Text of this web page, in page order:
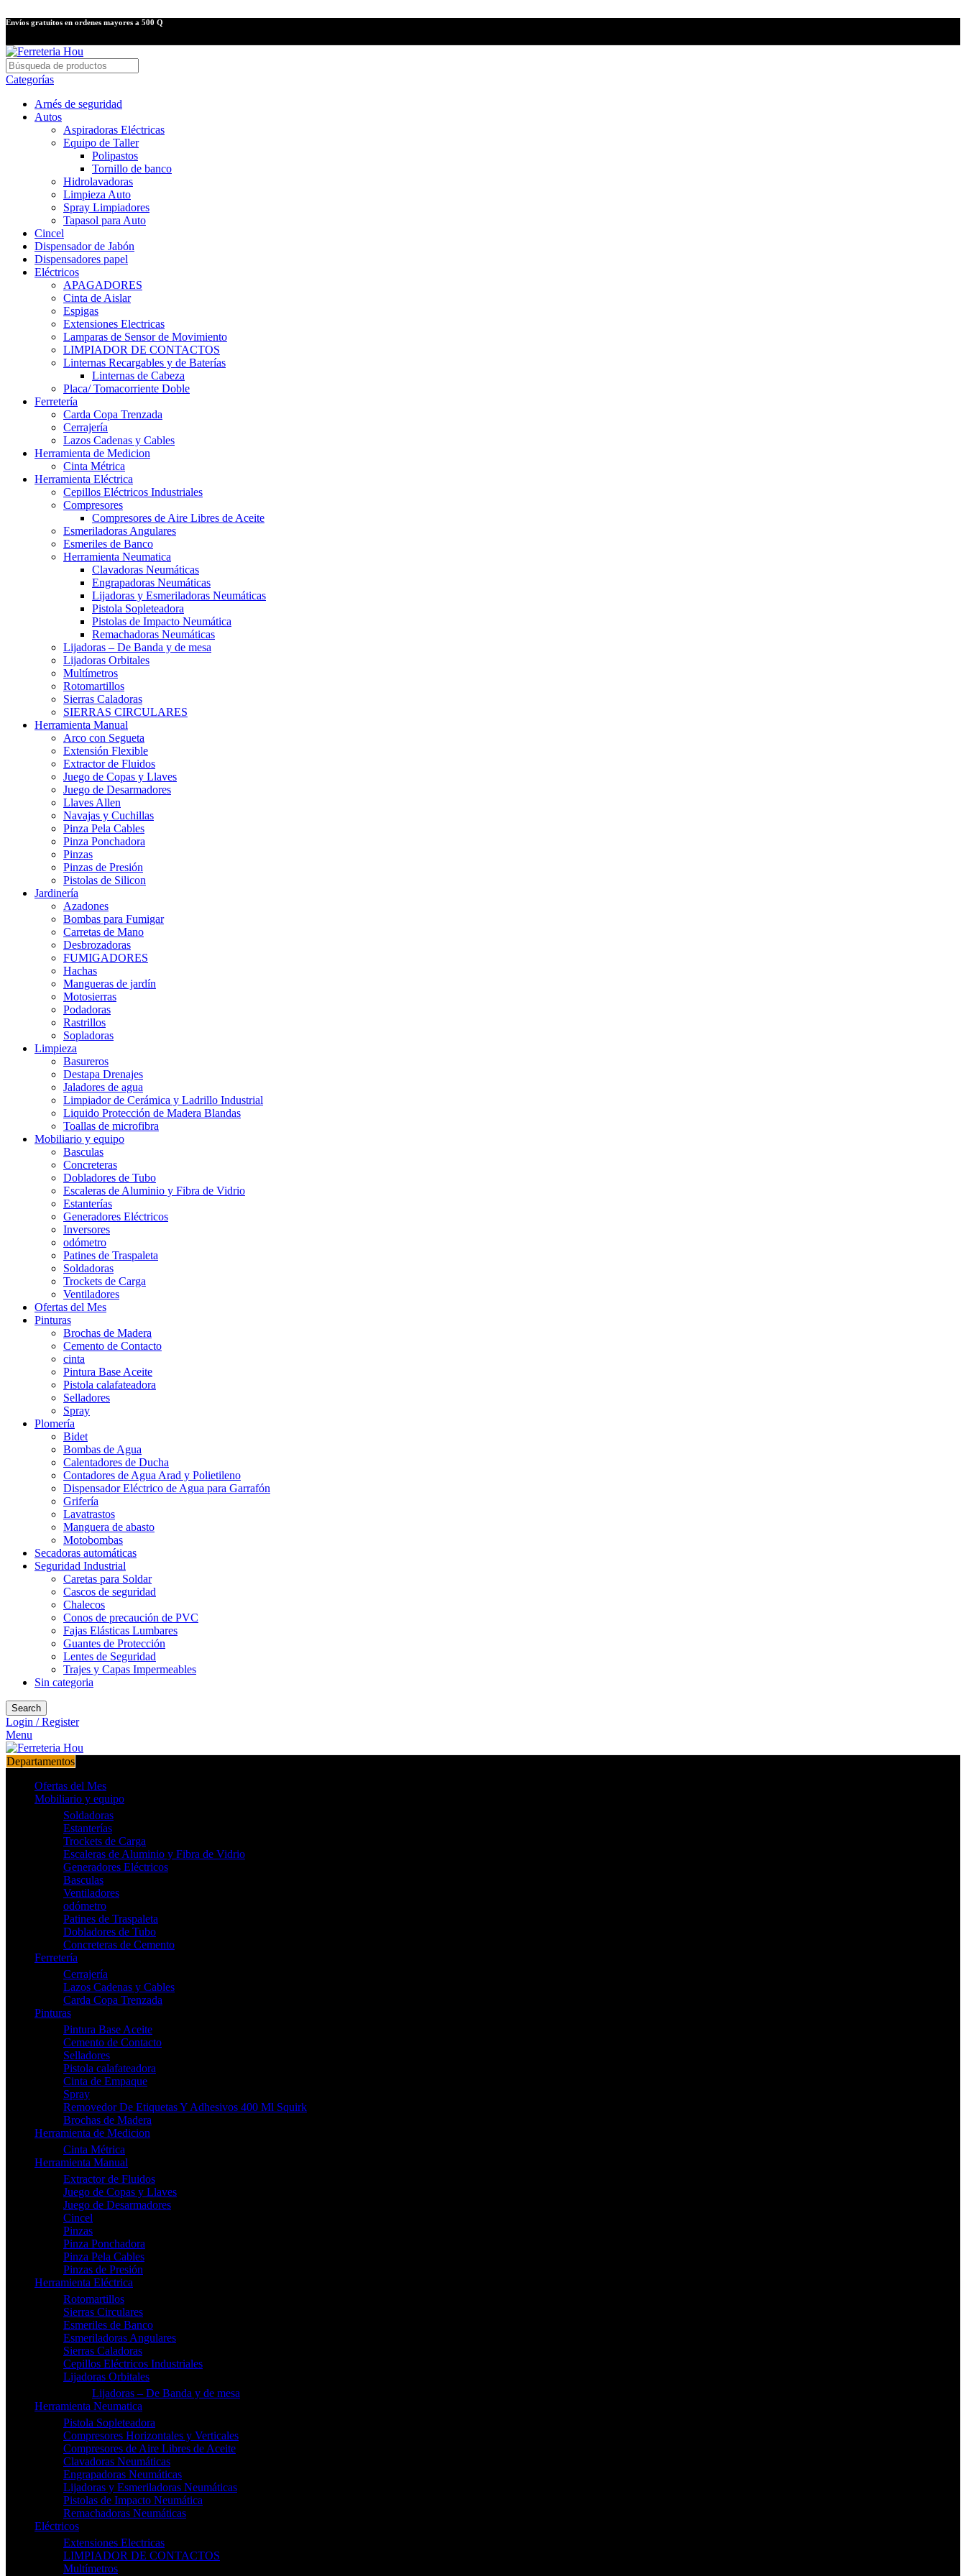
Envíos gratuitos en ordenes mayores a 500 Q
Categorías
Arnés de seguridad
Autos
Aspiradoras Eléctricas
Equipo de Taller
Polipastos
Tornillo de banco
Hidrolavadoras
Limpieza Auto
Spray Limpiadores
Tapasol para Auto
Cincel
Dispensador de Jabón
Dispensadores papel
Eléctricos
APAGADORES
Cinta de Aislar
Espigas
Extensiones Electricas
Lamparas de Sensor de Movimiento
LIMPIADOR DE CONTACTOS
Linternas Recargables y de Baterías
Linternas de Cabeza
Placa/ Tomacorriente Doble
Ferretería
Carda Copa Trenzada
Cerrajería
Lazos Cadenas y Cables
Herramienta de Medicion
Cinta Métrica
Herramienta Eléctrica
Cepillos Eléctricos Industriales
Compresores
Compresores de Aire Libres de Aceite
Esmeriladoras Angulares
Esmeriles de Banco
Herramienta Neumatica
Clavadoras Neumáticas
Engrapadoras Neumáticas
Lijadoras y Esmeriladoras Neumáticas
Pistola Sopleteadora
Pistolas de Impacto Neumática
Remachadoras Neumáticas
Lijadoras – De Banda y de mesa
Lijadoras Orbitales
Multímetros
Rotomartillos
Sierras Caladoras
SIERRAS CIRCULARES
Herramienta Manual
Arco con Segueta
Extensión Flexible
Extractor de Fluidos
Juego de Copas y Llaves
Juego de Desarmadores
Llaves Allen
Navajas y Cuchillas
Pinza Pela Cables
Pinza Ponchadora
Pinzas
Pinzas de Presión
Pistolas de Silicon
Jardinería
Azadones
Bombas para Fumigar
Carretas de Mano
Desbrozadoras
FUMIGADORES
Hachas
Mangueras de jardín
Motosierras
Podadoras
Rastrillos
Sopladoras
Limpieza
Basureros
Destapa Drenajes
Jaladores de agua
Limpiador de Cerámica y Ladrillo Industrial
Liquido Protección de Madera Blandas
Toallas de microfibra
Mobiliario y equipo
Basculas
Concreteras
Dobladores de Tubo
Escaleras de Aluminio y Fibra de Vidrio
Estanterías
Generadores Eléctricos
Inversores
odómetro
Patines de Traspaleta
Soldadoras
Trockets de Carga
Ventiladores
Ofertas del Mes
Pinturas
Brochas de Madera
Cemento de Contacto
cinta
Pintura Base Aceite
Pistola calafateadora
Selladores
Spray
Plomería
Bidet
Bombas de Agua
Calentadores de Ducha
Contadores de Agua Arad y Polietileno
Dispensador Eléctrico de Agua para Garrafón
Grifería
Lavatrastos
Manguera de abasto
Motobombas
Secadoras automáticas
Seguridad Industrial
Caretas para Soldar
Cascos de seguridad
Chalecos
Conos de precaución de PVC
Fajas Elásticas Lumbares
Guantes de Protección
Lentes de Seguridad
Trajes y Capas Impermeables
Sin categoria
Search
Login / Register
Menu
Departamentos
Ofertas del Mes
Mobiliario y equipo
Soldadoras
Estanterías
Trockets de Carga
Escaleras de Aluminio y Fibra de Vidrio
Generadores Eléctricos
Basculas
Ventiladores
odómetro
Patines de Traspaleta
Dobladores de Tubo
Concreteras de Cemento
Ferretería
Cerrajería
Lazos Cadenas y Cables
Carda Copa Trenzada
Pinturas
Pintura Base Aceite
Cemento de Contacto
Selladores
Pistola calafateadora
Cinta de Empaque
Spray
Removedor De Etiquetas Y Adhesivos 400 Ml Squirk
Brochas de Madera
Herramienta de Medicion
Cinta Métrica
Herramienta Manual
Extractor de Fluidos
Juego de Copas y Llaves
Juego de Desarmadores
Cincel
Pinzas
Pinza Ponchadora
Pinza Pela Cables
Pinzas de Presión
Herramienta Eléctrica
Rotomartillos
Sierras Circulares
Esmeriles de Banco
Esmeriladoras Angulares
Sierras Caladoras
Cepillos Eléctricos Industriales
Lijadoras Orbitales
Lijadoras – De Banda y de mesa
Herramienta Neumatica
Pistola Sopleteadora
Compresores Horizontales y Verticales
Compresores de Aire Libres de Aceite
Clavadoras Neumáticas
Engrapadoras Neumáticas
Lijadoras y Esmeriladoras Neumáticas
Pistolas de Impacto Neumática
Remachadoras Neumáticas
Eléctricos
Extensiones Electricas
LIMPIADOR DE CONTACTOS
Multímetros